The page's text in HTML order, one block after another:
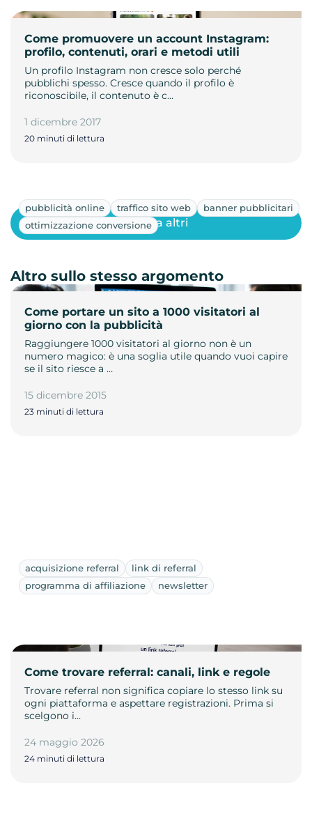
Come promuovere un account Instagram:
profilo, contenuti, orari e metodi utili
Un profilo Instagram non cresce solo perché
pubblichi spesso. Cresce quando il profilo è
riconoscibile, il contenuto è c…
1 dicembre 2017
20 minuti di lettura
pubblicità online traffico sito web
banner pubblicitari
ottimizzazione conversione
Come portare un sito a 1000 visitatori al
giorno con la pubblicità
Raggiungere 1000 visitatori al giorno non è un
numero magico: è una soglia utile quando vuoi capire
se il sito riesce a …
15 dicembre 2015
23 minuti di lettura
Mostra altri
Altro sullo stesso argomento
acquisizione referral
link di referral
programma di affiliazione
newsletter
Come trovare referral: canali, link e regole
Trovare referral non significa copiare lo stesso link su
ogni piattaforma e aspettare registrazioni. Prima si
scelgono i…
24 maggio 2026
24 minuti di lettura